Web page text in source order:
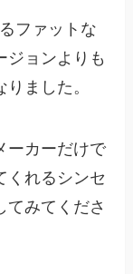
ファットな
ジョンよりも
ました。
ーカーだけで
くれるシンセ
てみてくださ